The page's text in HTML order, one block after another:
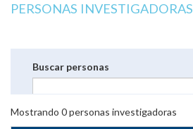
PERSONAS INVESTIGADORAS
Buscar personas
Mostrando 0personas investigadoras